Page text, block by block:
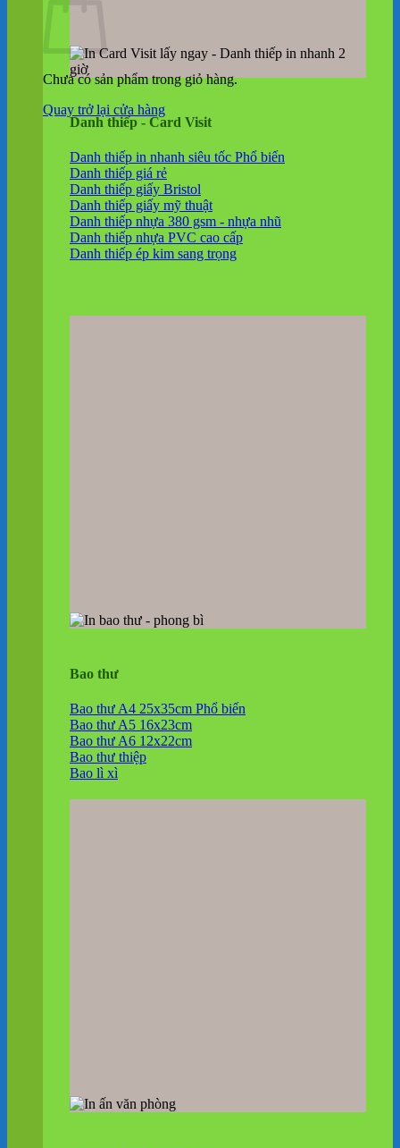
Chưa có sản phẩm trong giỏ hàng.
Quay trở lại cửa hàng
Danh thiếp - Card Visit
Danh thiếp in nhanh siêu tốc
Danh thiếp giá rẻ
Danh thiếp giấy Bristol
Danh thiếp giấy mỹ thuật
Danh thiếp nhựa 380 gsm - nhựa nhũ
Danh thiếp nhựa PVC cao cấp
Danh thiếp ép kim sang trọng
Bao thư
Bao thư A4 25x35cm
Bao thư A5 16x23cm
Bao thư A6 12x22cm
Bao thư thiệp
Bao lì xì